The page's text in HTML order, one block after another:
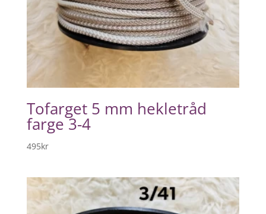
Tofarget 5 mm hekletråd
farge 3-4
495kr